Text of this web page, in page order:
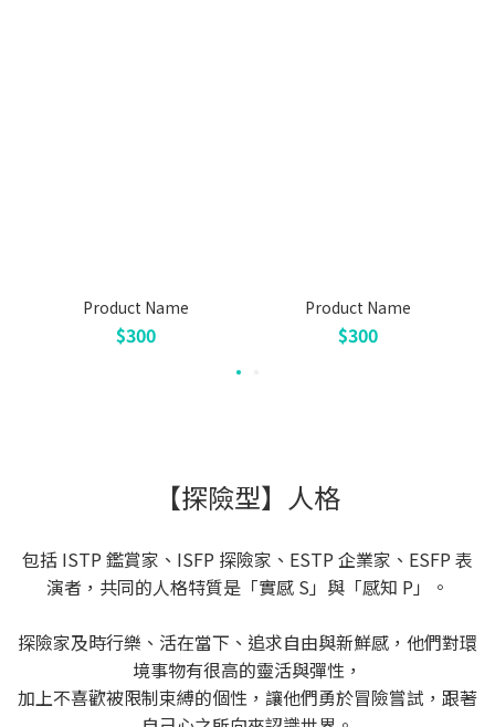
Product Name
$300
Product Name
$300
【探險型】人格
包括 ISTP 鑑賞家、ISFP 探險家、ESTP 企業家、ESFP 表
演者，共同的人格特質是「實感 S」與「感知 P」。
探險家及時行樂、活在當下、追求自由與新鮮感，他們對環
境事物有很高的靈活與彈性，
加上不喜歡被限制束縛的個性，讓他們勇於冒險嘗試，跟著